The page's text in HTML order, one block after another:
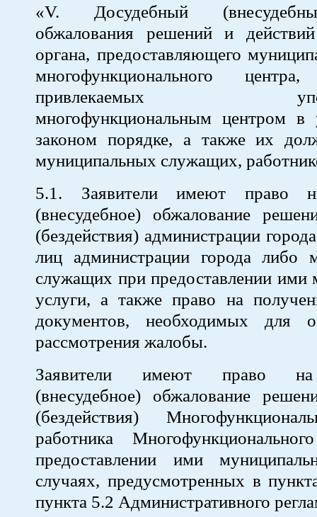
«V. Досудебный
обжалования решений и действий
органа, предоставляющего
многофункционального центра,
привлекаемых
многофункциональным центром в
законом порядке, а также их
муниципальных служащих,
5.1. Заявители имеют право
(внесудебное) обжалование
(бездействия) администрации
лиц администрации города либо
служащих при предоставлении ими
услуги, а также право на
документов, необходимых для
рассмотрения жалобы.
Заявители имеют право на
(внесудебное) обжалование
(бездействия)
работника
предоставлении ими
случаях, предусмотренных в
пункта 5.2 Административного